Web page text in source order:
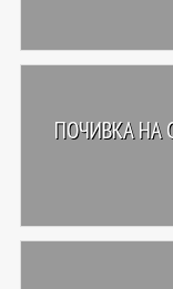
ПОЧИВКА НА